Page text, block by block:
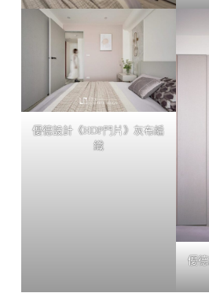
優德設計《HDP門片》灰布編
織
優